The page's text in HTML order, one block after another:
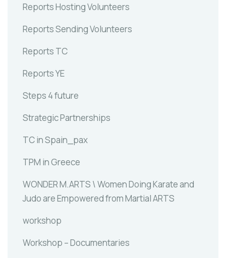
Reports Hosting Volunteers
Reports Sending Volunteers
Reports TC
Reports YE
Steps 4 future
Strategic Partnerships
TC in Spain_pax
TPM in Greece
WONDER M.ARTS \ Women Doing Karate and
Judo are Empowered from Martial ARTS
workshop
Workshop – Documentaries